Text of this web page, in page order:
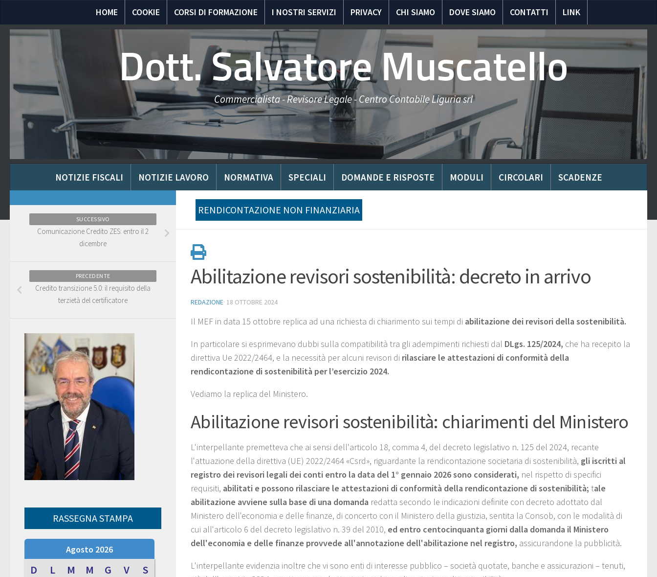
HOME COOKIE CORSI DI FORMAZIONE I NOSTRI SERVIZI PRIVACY CHI SIAMO DOVE SIAMO CONTATTI LINK
Dott. Salvatore Muscatello
Commercialista - Revisore Legale - Centro Contabile Liguria srl
NOTIZIE FISCALI NOTIZIE LAVORO NORMATIVA SPECIALI DOMANDE E RISPOSTE MODULI CIRCOLARI SCADENZE
RENDICONTAZIONE NON FINANZIARIA
Abilitazione revisori sostenibilità: decreto in arrivo
REDAZIONE· 18 OTTOBRE 2024
Il MEF in data 15 ottobre replica ad una richiesta di chiarimento sui tempi di abilitazione dei revisori della sostenibilità.
In particolare si esprimevano dubbi sulla compatibilità tra gli adempimenti richiesti dal DLgs. 125/2024, che ha recepito la
direttiva Ue 2022/2464, e la necessità per alcuni revisori di rilasciare le attestazioni di conformità della
rendicontazione di sostenibilità per l’esercizio 2024.
Vediamo la replica del Ministero.
Abilitazione revisori sostenibilità: chiarimenti del Ministero
L'interpellante premetteva che ai sensi dell'articolo 18, comma 4, del decreto legislativo n. 125 del 2024, recante
l'attuazione della direttiva (UE) 2022/2464 «Csrd», riguardante la rendicontazione societaria di sostenibilità, gli iscritti al
registro dei revisori legali dei conti entro la data del 1° gennaio 2026 sono considerati, nel rispetto di specifici
requisiti, abilitati e possono rilasciare le attestazioni di conformità della rendicontazione di sostenibilità; tale
abilitazione avviene sulla base di una domanda redatta secondo le indicazioni definite con decreto adottato dal
Ministero dell'economia e delle finanze, di concerto con il Ministero della giustizia, sentita la Consob, con le modalità di
cui all'articolo 6 del decreto legislativo n. 39 del 2010, ed entro centocinquanta giorni dalla domanda il Ministero
dell'economia e delle finanze provvede all'annotazione dell'abilitazione nel registro, assicurandone la pubblicità.
L'interpellante evidenzia inoltre che vi sono enti di interesse pubblico – società quotate, banche e assicurazioni – tenuti,
SUCCESSIVO
Comunicazione Credito ZES: entro il 2
dicembre
PRECEDENTE
Credito transizione 5.0: il requisito della
terzietà del certificatore
RASSEGNA STAMPA
Agosto 2026
D L M M G V S